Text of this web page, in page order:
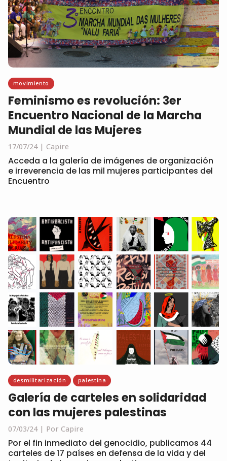
movimiento
Feminismo es revolución: 3er
Encuentro Nacional de la Marcha
Mundial de las Mujeres
17/07/24 Capire
Acceda a la galería de imágenes de organización
e irreverencia de las mil mujeres participantes del
Encuentro
desmilitarización palestina
Galería de carteles en solidaridad
con las mujeres palestinas
07/03/24 Por Capire
Por el fin inmediato del genocidio, publicamos 44
carteles de 17 países en defensa de la vida y del